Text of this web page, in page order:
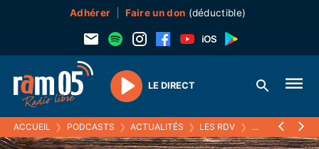
Adhérer Faire un don (déductible)
Play
LE DIRECT
ACCUEIL ❯ PODCASTS ❯ ACTUALITÉS ❯ LES RDV ❯ 08 AVRIL 2022